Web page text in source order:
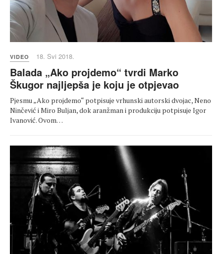
VIDEO 18. Svi 2018.
Balada „Ako projdemo“ tvrdi Marko
Škugor najljepša je koju je otpjevao
Pjesmu „Ako projdemo“ potpisuje vrhunski autorski dvojac, Neno
Ninčević i Miro Buljan, dok aranžman i produkciju potpisuje Igor
Ivanović. Ovom…